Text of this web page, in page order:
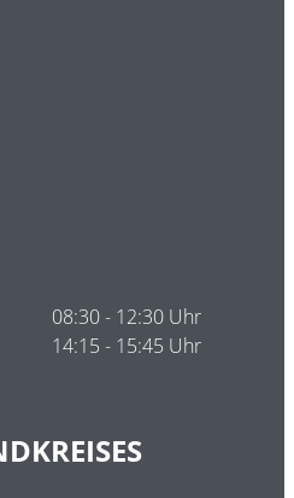
08:30 - 12:30 Uhr
14:15 - 15:45 Uhr